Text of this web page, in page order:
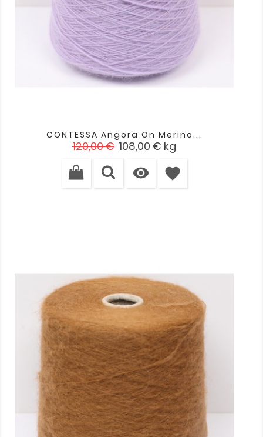
CONTESSA Angora On Merino...
Cena
120,00 € Cena
108,00 € kg
 favorite